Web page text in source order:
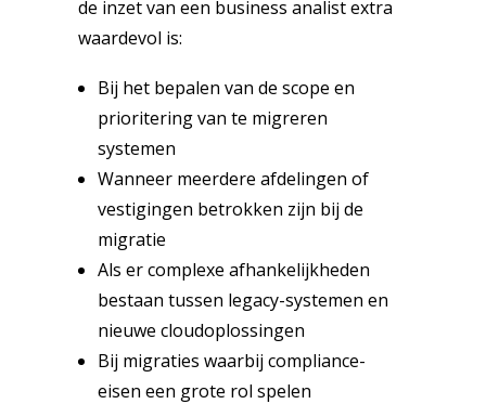
de inzet van een business analist extra
waardevol is:
Bij het bepalen van de scope en
prioritering van te migreren
systemen
Wanneer meerdere afdelingen of
vestigingen betrokken zijn bij de
migratie
Als er complexe afhankelijkheden
bestaan tussen legacy-systemen en
nieuwe cloudoplossingen
Bij migraties waarbij compliance-
eisen een grote rol spelen